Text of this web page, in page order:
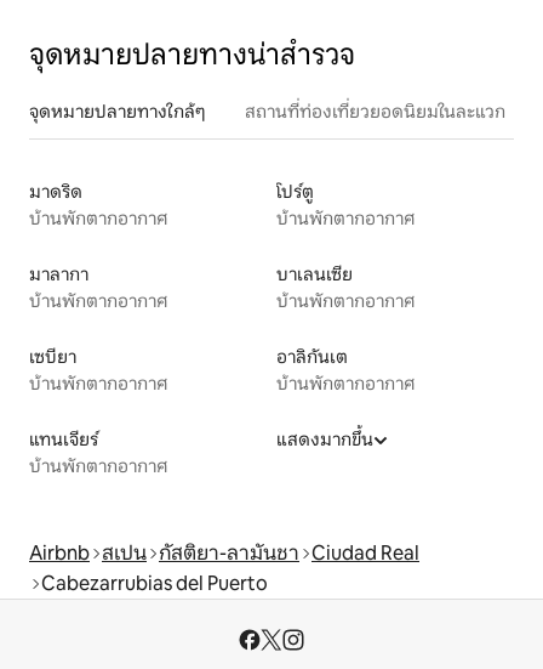
จุดหมายปลายทางน่าสำรวจ
จุดหมายปลายทางใกล้ๆ สถานที่ท่องเที่ยวยอดนิยมในละแวก
มาดริด
บ้านพักตากอากาศ
โปร์ตู
บ้านพักตากอากาศ
มาลากา
บ้านพักตากอากาศ
บาเลนเซีย
บ้านพักตากอากาศ
เซบียา
บ้านพักตากอากาศ
อาลิกันเต
บ้านพักตากอากาศ
แทนเจียร์
บ้านพักตากอากาศ
แสดงมากขึ้น
Airbnb สเปน กัสติยา-ลามันชา Ciudad Real
Cabezarrubias del Puerto